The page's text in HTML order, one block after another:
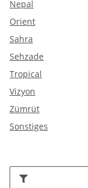
Nepal
Orient
Sahra
Sehzade
Tropical
Vizyon
Zümrüt
Sonstiges